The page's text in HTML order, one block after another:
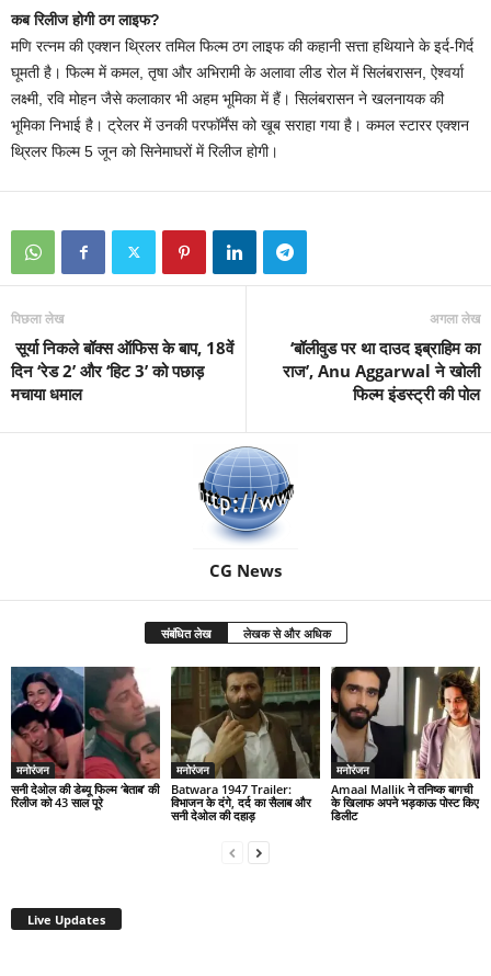
कब रिलीज होगी ठग लाइफ?
मणि रत्नम की एक्शन थ्रिलर तमिल फिल्म ठग लाइफ की कहानी सत्ता हथियाने के इर्द-गिर्द
घूमती है। फिल्म में कमल, तृषा और अभिरामी के अलावा लीड रोल में सिलंबरासन, ऐश्वर्या
लक्ष्मी, रवि मोहन जैसे कलाकार भी अहम भूमिका में हैं। सिलंबरासन ने खलनायक की
भूमिका निभाई है। ट्रेलर में उनकी परफॉर्मेंस को खूब सराहा गया है। कमल स्टारर एक्शन
थ्रिलर फिल्म 5 जून को सिनेमाघरों में रिलीज होगी।
पिछला लेख
सूर्या निकले बॉक्स ऑफिस के बाप, 18वें
दिन ‘रेड 2’ और ‘हिट 3’ को पछाड़
मचाया धमाल
अगला लेख
‘बॉलीवुड पर था दाउद इब्राहिम का
राज’, Anu Aggarwal ने खोली
फिल्म इंडस्ट्री की पोल
CG News
संबंधित लेख लेखक से और अधिक
मनोरंजन
सनी देओल की डेब्यू फिल्म ‘बेताब’ की
रिलीज को 43 साल पूरे
मनोरंजन
Batwara 1947 Trailer:
विभाजन के दंगे, दर्द का सैलाब और
सनी देओल की दहाड़
मनोरंजन
Amaal Mallik ने तनिष्क बागची
के खिलाफ अपने भड़काऊ पोस्ट किए
डिलीट
Live Updates